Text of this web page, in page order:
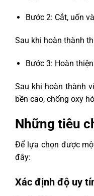
Bước 2: Cắt, uốn
Sau khi hoàn thành
Bước 3: Hoàn
Sau khi hoàn thành
bền cao, chống oxy
Những tiêu
Để lựa chọn được
đây:
Xác định độ uy